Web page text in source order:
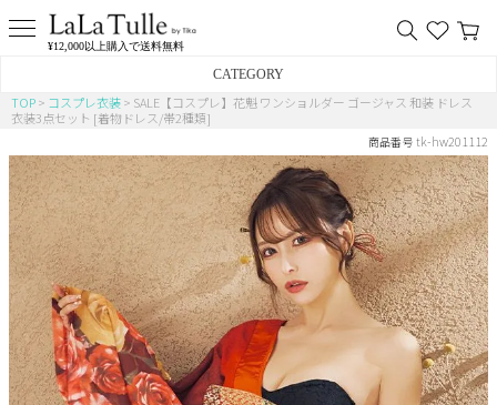
¥12,000以上購入で送料無料
CATEGORY
バニー
猫
アニマル
ポリス
チャイナ
メイド
TOP コスプレ衣装
SALE【コスプレ】花魁 ワンショルダー ゴージャス 和装 ドレス
衣装3点セット [着物ドレス/帯2種類]
商品番号 tk-hw201112